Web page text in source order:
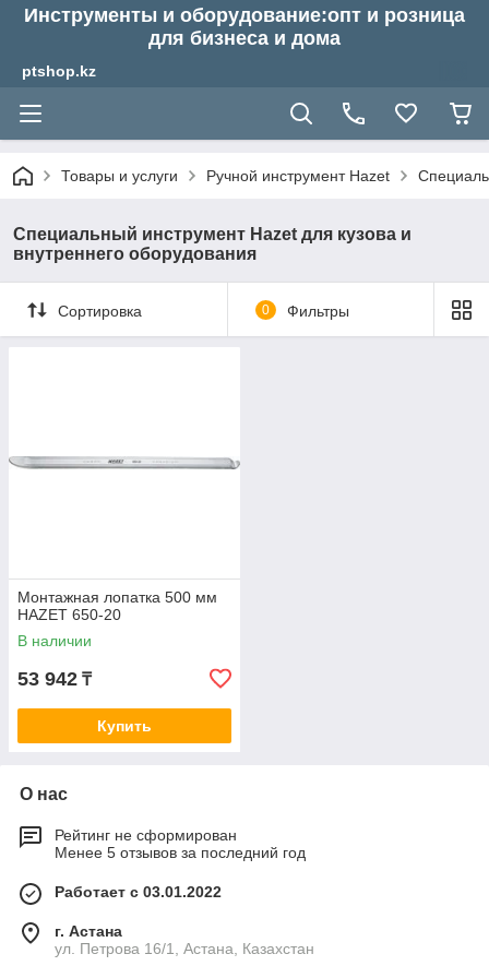
Инструменты и оборудование:опт и розница
для бизнеса и дома
ptshop.kz
Товары и услуги Ручной инструмент Hazet
Специальный инструмент Hazet для кузова и
внутреннего оборудования
Сортировка 0 Фильтры
Монтажная лопатка 500 мм
HAZET 650-20
В наличии
53 942 ₸
Купить
О нас
Рейтинг не сформирован
Менее 5 отзывов за последний год
Работает с 03.01.2022
г. Астана
ул. Петрова 16/1, Астана, Казахстан